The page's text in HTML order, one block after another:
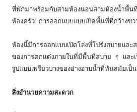
ที่พักมาพร้อมกับสามห้องนอนสามห้องน้ำพื้นที่
ห้องครัว การออกแบบแบบเปิดพื้นที่ที่กว้างข
ห้องนี้มีการออกแบบเปิดโล่งที่โปร่งสบายแล
ของการตกแต่งภายในที่มีพื้นที่สบาย ๆ และ
รูปแบบเพรียวบางของอ่างอาบน้ำที่ทันสมัยเ
สิ่งอำนวยความสะดวก